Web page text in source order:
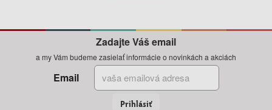
Zadajte Váš email
a my Vám budeme zasielať informácie o novinkách a akciách
Email
Prihlásiť